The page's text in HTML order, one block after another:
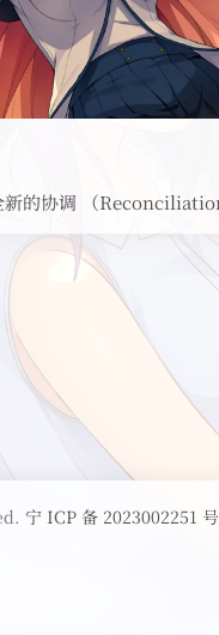
的协调 （
宁 ICP 备 2023002251